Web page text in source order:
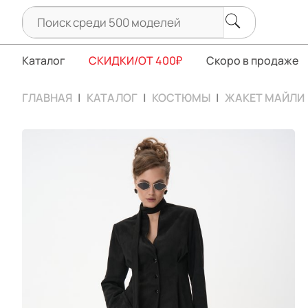
Каталог СКИДКИ/ОТ 400₽ Скоро в продаже
ГЛАВНАЯ КАТАЛОГ КОСТЮМЫ ЖАКЕТ МАЙЛИ